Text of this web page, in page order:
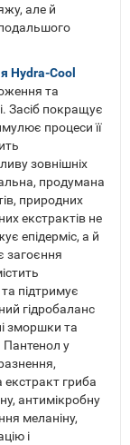
але й
подальшого
Hydra-Cool
та
Засіб покращує
процеси її
зовнішніх
продумана
природних
екстрактів не
епідерміс, а й
загоєння
підтримує
гідробаланс
зморшки та
Пантенол у
екстракт гриба
антимікробну
меланіну,
і